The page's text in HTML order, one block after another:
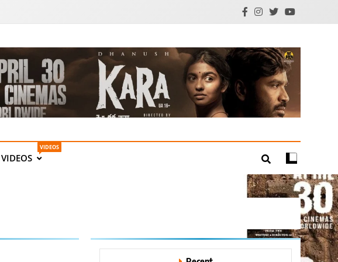
| Tamil Cinema | Technology
VIDEOS
VIDEOS